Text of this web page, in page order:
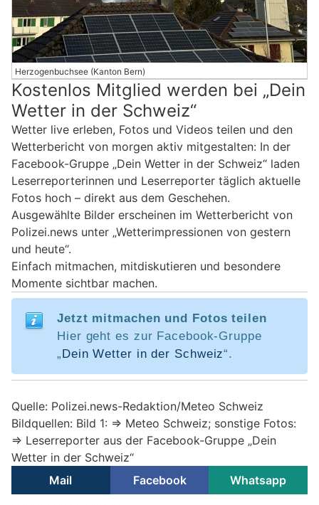
Herzogenbuchsee (Kanton Bern)
Kostenlos Mitglied werden bei „Dein
Wetter in der Schweiz“
Wetter live erleben, Fotos und Videos teilen und den
Wetterbericht von morgen aktiv mitgestalten: In der
Facebook-Gruppe „Dein Wetter in der Schweiz“ laden
Leserreporterinnen und Leserreporter täglich aktuelle
Fotos hoch – direkt aus dem Geschehen.
Ausgewählte Bilder erscheinen im Wetterbericht von
Polizei.news unter „Wetterimpressionen von gestern
und heute“.
Einfach mitmachen, mitdiskutieren und besondere
Momente sichtbar machen.
Jetzt mitmachen und Fotos teilen
Hier geht es zur Facebook-Gruppe
„ Dein Wetter in der Schweiz“.
Quelle: Polizei.news-Redaktion/Meteo Schweiz
Bildquellen: Bild 1: => Meteo Schweiz; sonstige Fotos:
=> Leserreporter aus der Facebook-Gruppe „Dein
Wetter in der Schweiz“
Mail
Facebook Whatsapp